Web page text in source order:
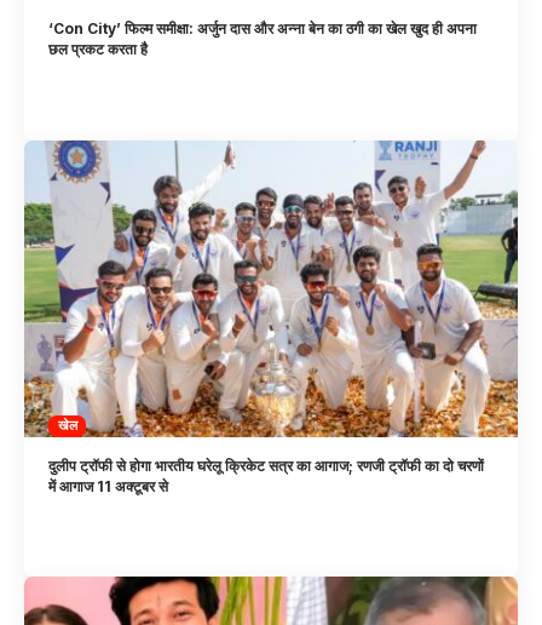
‘Con City’ फिल्म समीक्षा: अर्जुन दास और अन्ना बेन का ठगी का खेल खुद ही अपना
छल प्रकट करता है
खेल
दुलीप ट्रॉफी से होगा भारतीय घरेलू क्रिकेट सत्र का आगाज; रणजी ट्रॉफी का दो चरणों
में आगाज 11 अक्टूबर से